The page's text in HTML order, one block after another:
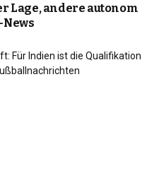
Lage, andere autonom
News